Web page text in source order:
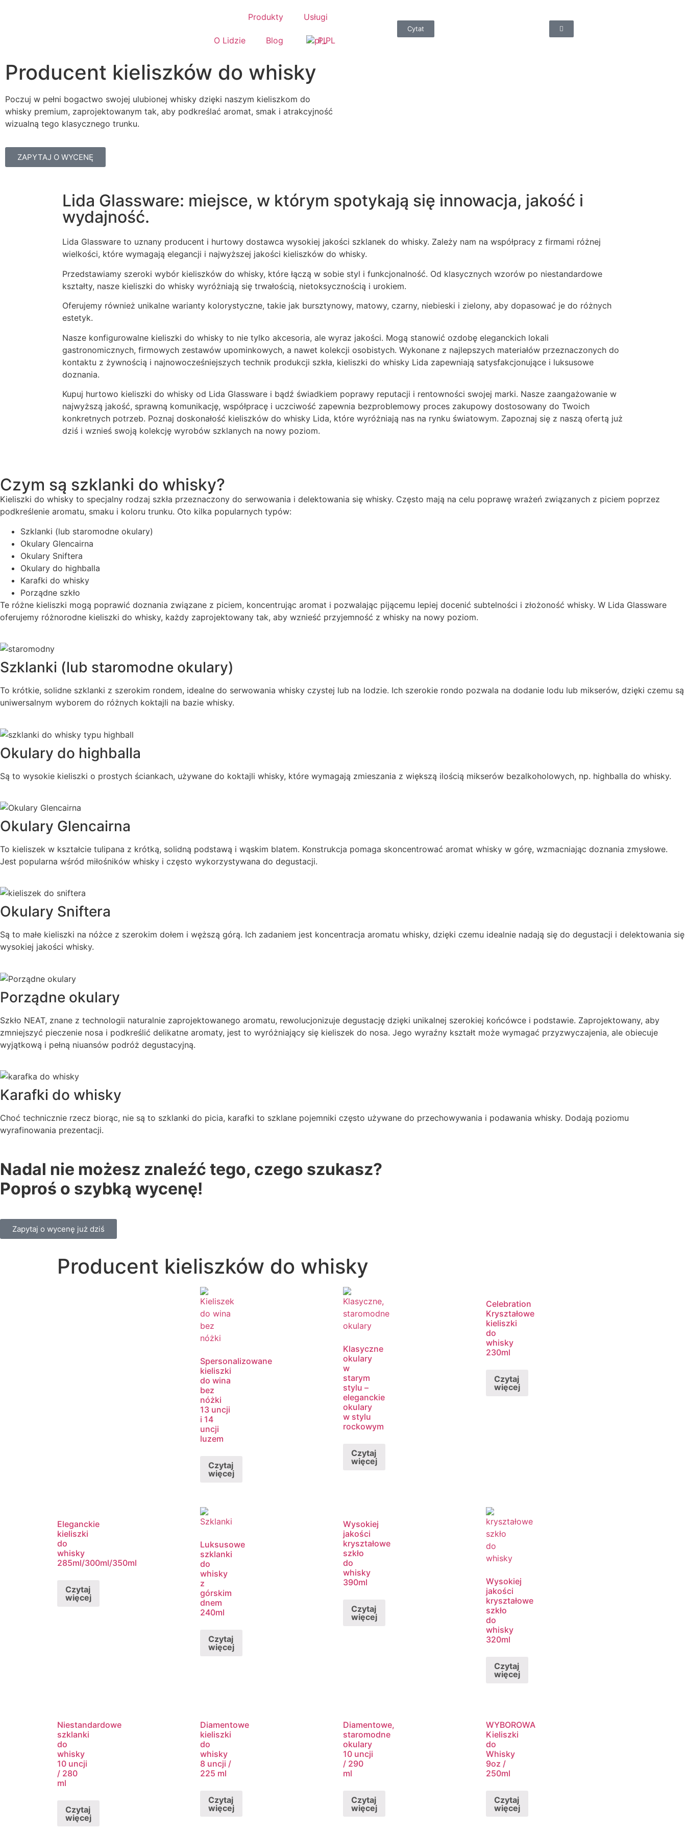
Produkty Usługi
O Lidzie Blog PL
Cytat
Producent kieliszków do whisky
Poczuj w pełni bogactwo swojej ulubionej whisky dzięki naszym kieliszkom do
whisky premium, zaprojektowanym tak, aby podkreślać aromat, smak i atrakcyjność
wizualną tego klasycznego trunku.
ZAPYTAJ O WYCENĘ
Lida Glassware: miejsce, w którym spotykają się innowacja, jakość i
wydajność.
Lida Glassware to uznany producent i hurtowy dostawca wysokiej jakości szklanek do whisky. Zależy nam na współpracy z firmami różnej
wielkości, które wymagają elegancji i najwyższej jakości kieliszków do whisky.
Przedstawiamy szeroki wybór kieliszków do whisky, które łączą w sobie styl i funkcjonalność. Od klasycznych wzorów po niestandardowe
kształty, nasze kieliszki do whisky wyróżniają się trwałością, nietoksycznością i urokiem.
Oferujemy również unikalne warianty kolorystyczne, takie jak bursztynowy, matowy, czarny, niebieski i zielony, aby dopasować je do różnych
estetyk.
Nasze konfigurowalne kieliszki do whisky to nie tylko akcesoria, ale wyraz jakości. Mogą stanowić ozdobę eleganckich lokali
gastronomicznych, firmowych zestawów upominkowych, a nawet kolekcji osobistych. Wykonane z najlepszych materiałów przeznaczonych do
kontaktu z żywnością i najnowocześniejszych technik produkcji szkła, kieliszki do whisky Lida zapewniają satysfakcjonujące i luksusowe
doznania.
Kupuj hurtowo kieliszki do whisky od Lida Glassware i bądź świadkiem poprawy reputacji i rentowności swojej marki. Nasze zaangażowanie w
najwyższą jakość, sprawną komunikację, współpracę i uczciwość zapewnia bezproblemowy proces zakupowy dostosowany do Twoich
konkretnych potrzeb. Poznaj doskonałość kieliszków do whisky Lida, które wyróżniają nas na rynku światowym. Zapoznaj się z naszą ofertą już
dziś i wznieś swoją kolekcję wyrobów szklanych na nowy poziom.
Czym są szklanki do whisky?
Kieliszki do whisky to specjalny rodzaj szkła przeznaczony do serwowania i delektowania się whisky. Często mają na celu poprawę wrażeń związanych z piciem poprzez
podkreślenie aromatu, smaku i koloru trunku. Oto kilka popularnych typów:
Szklanki (lub staromodne okulary)
Okulary Glencairna
Okulary Sniftera
Okulary do highballa
Karafki do whisky
Porządne szkło
Te różne kieliszki mogą poprawić doznania związane z piciem, koncentrując aromat i pozwalając pijącemu lepiej docenić subtelności i złożoność whisky. W Lida Glassware
oferujemy różnorodne kieliszki do whisky, każdy zaprojektowany tak, aby wznieść przyjemność z whisky na nowy poziom.
Szklanki (lub staromodne okulary)
To krótkie, solidne szklanki z szerokim rondem, idealne do serwowania whisky czystej lub na lodzie. Ich szerokie rondo pozwala na dodanie lodu lub mikserów, dzięki czemu są
uniwersalnym wyborem do różnych koktajli na bazie whisky.
Okulary do highballa
Są to wysokie kieliszki o prostych ściankach, używane do koktajli whisky, które wymagają zmieszania z większą ilością mikserów bezalkoholowych, np. highballa do whisky.
Okulary Glencairna
To kieliszek w kształcie tulipana z krótką, solidną podstawą i wąskim blatem. Konstrukcja pomaga skoncentrować aromat whisky w górę, wzmacniając doznania zmysłowe.
Jest popularna wśród miłośników whisky i często wykorzystywana do degustacji.
Okulary Sniftera
Są to małe kieliszki na nóżce z szerokim dołem i węższą górą. Ich zadaniem jest koncentracja aromatu whisky, dzięki czemu idealnie nadają się do degustacji i delektowania się
wysokiej jakości whisky.
Porządne okulary
Szkło NEAT, znane z technologii naturalnie zaprojektowanego aromatu, rewolucjonizuje degustację dzięki unikalnej szerokiej końcówce i podstawie. Zaprojektowany, aby
zmniejszyć pieczenie nosa i podkreślić delikatne aromaty, jest to wyróżniający się kieliszek do nosa. Jego wyraźny kształt może wymagać przyzwyczajenia, ale obiecuje
wyjątkową i pełną niuansów podróż degustacyjną.
Karafki do whisky
Choć technicznie rzecz biorąc, nie są to szklanki do picia, karafki to szklane pojemniki często używane do przechowywania i podawania whisky. Dodają poziomu
wyrafinowania prezentacji.
Nadal nie możesz znaleźć tego, czego szukasz?
Poproś o szybką wycenę!
Zapytaj o wycenę już dziś
Producent kieliszków do whisky
Spersonalizowane
kieliszki
do wina
bez
nóżki
13 uncji
i 14
uncji
luzem
Czytaj
więcej
Klasyczne
okulary
w
starym
stylu –
eleganckie
okulary
w stylu
rockowym
Czytaj
więcej
Celebration
Kryształowe
kieliszki
do
whisky
230ml
Czytaj
więcej
Eleganckie
kieliszki
do
whisky
285ml/300ml/350ml
Czytaj
więcej
Luksusowe
szklanki
do
whisky
z
górskim
dnem
240ml
Czytaj
więcej
Wysokiej
jakości
kryształowe
szkło
do
whisky
390ml
Czytaj
więcej
Wysokiej
jakości
kryształowe
szkło
do
whisky
320ml
Czytaj
więcej
Niestandardowe
szklanki
do
whisky
10 uncji
/ 280
ml
Czytaj
więcej
Diamentowe
kieliszki
do
whisky
8 uncji /
225 ml
Czytaj
więcej
Diamentowe,
staromodne
okulary
10 uncji
/ 290
ml
Czytaj
więcej
WYBOROWA
Kieliszki
do
Whisky
9oz /
250ml
Czytaj
więcej